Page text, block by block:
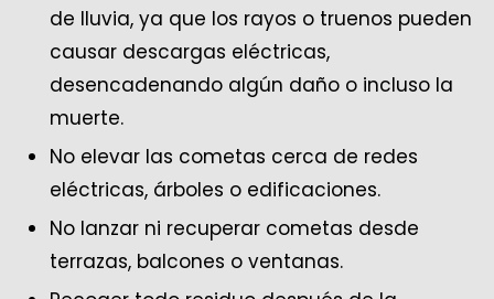
de lluvia, ya que los rayos o truenos pueden
causar descargas eléctricas,
desencadenando algún daño o incluso la
muerte.
No elevar las cometas cerca de redes
eléctricas, árboles o edificaciones.
No lanzar ni recuperar cometas desde
terrazas, balcones o ventanas.